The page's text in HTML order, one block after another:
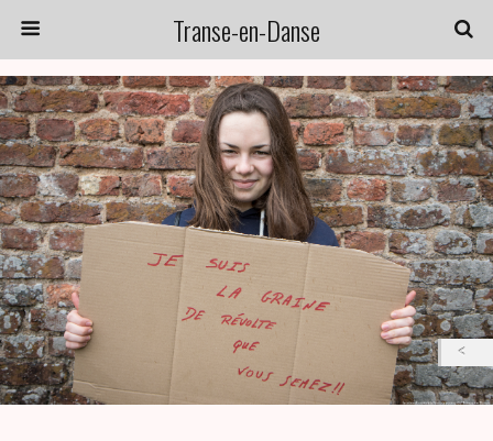
Transe-en-Danse